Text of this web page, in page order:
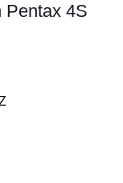
Pentax 4S